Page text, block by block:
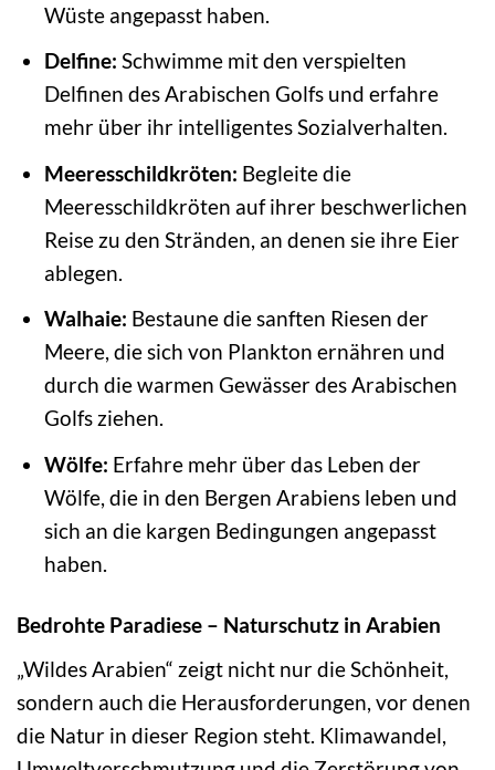
Wüste angepasst haben.
Delfine: Schwimme mit den verspielten
Delfinen des Arabischen Golfs und erfahre
mehr über ihr intelligentes Sozialverhalten.
Meeresschildkröten: Begleite die
Meeresschildkröten auf ihrer beschwerlichen
Reise zu den Stränden, an denen sie ihre Eier
ablegen.
Walhaie: Bestaune die sanften Riesen der
Meere, die sich von Plankton ernähren und
durch die warmen Gewässer des Arabischen
Golfs ziehen.
Wölfe: Erfahre mehr über das Leben der
Wölfe, die in den Bergen Arabiens leben und
sich an die kargen Bedingungen angepasst
haben.
Bedrohte Paradiese – Naturschutz in Arabien
„Wildes Arabien“ zeigt nicht nur die Schönheit,
sondern auch die Herausforderungen, vor denen
die Natur in dieser Region steht. Klimawandel,